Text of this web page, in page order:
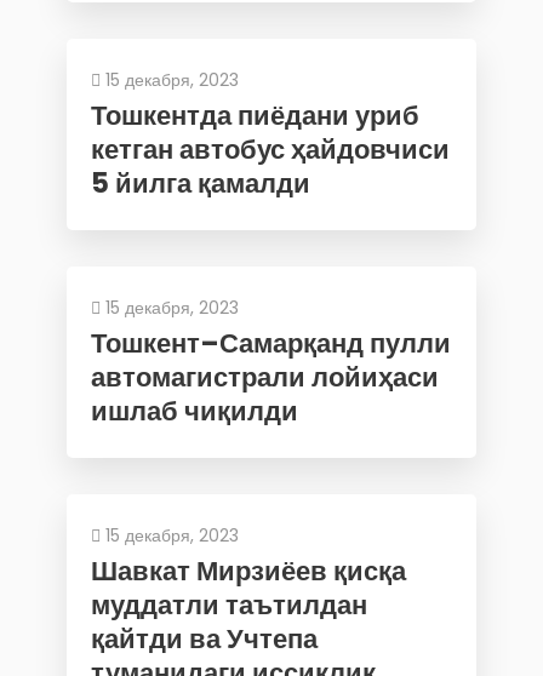
15 декабря, 2023
Тошкентда пиёдани уриб
кетган автобус ҳайдовчиси
5 йилга қамалди
15 декабря, 2023
Тошкент–Самарқанд пулли
автомагистрали лойиҳаси
ишлаб чиқилди
15 декабря, 2023
Шавкат Мирзиёев қисқа
муддатли таътилдан
қайтди ва Учтепа